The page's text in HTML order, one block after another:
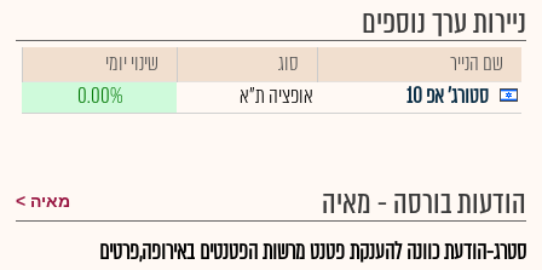
ניירות ערך נוספים
שם הנייר סוג
שינוי יומי
סטורג' אפ 10
אופציה ת"א 0.00%
הודעות בורסה - מאיה מאיה
סטרג-הודעת כוונה להענקת פטנט מרשות הפטנטים באירופה,פרטים